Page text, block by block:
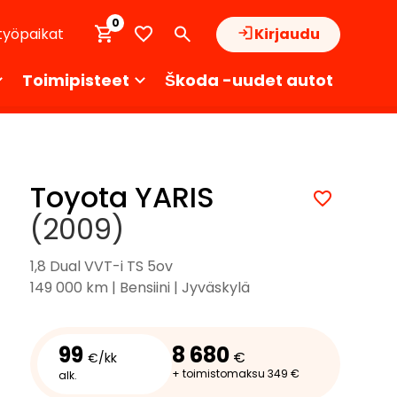
Kirjaudu
0
Toimipisteet Škoda -uudet autot
Toyota YARIS
(2009)
1,8 Dual VVT-i TS 5ov
149 000 km | Bensiini | Jyväskylä
99 €/kk
alk.
8 680 €
+ toimistomaksu 349 €